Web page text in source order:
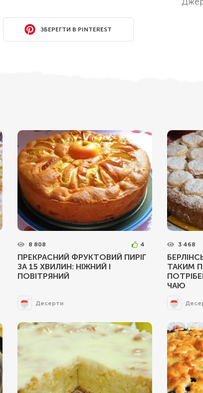
ЗБЕРЕГТИ В PINTEREST
8 808 4
ПРЕКРАСНИЙ ФРУКТОВИЙ ПИРІГ
ЗА 15 ХВИЛИН: НІЖНИЙ І
ПОВІТРЯНИЙ
Десерти
3 468
ТАКИМ
ЧАЮ